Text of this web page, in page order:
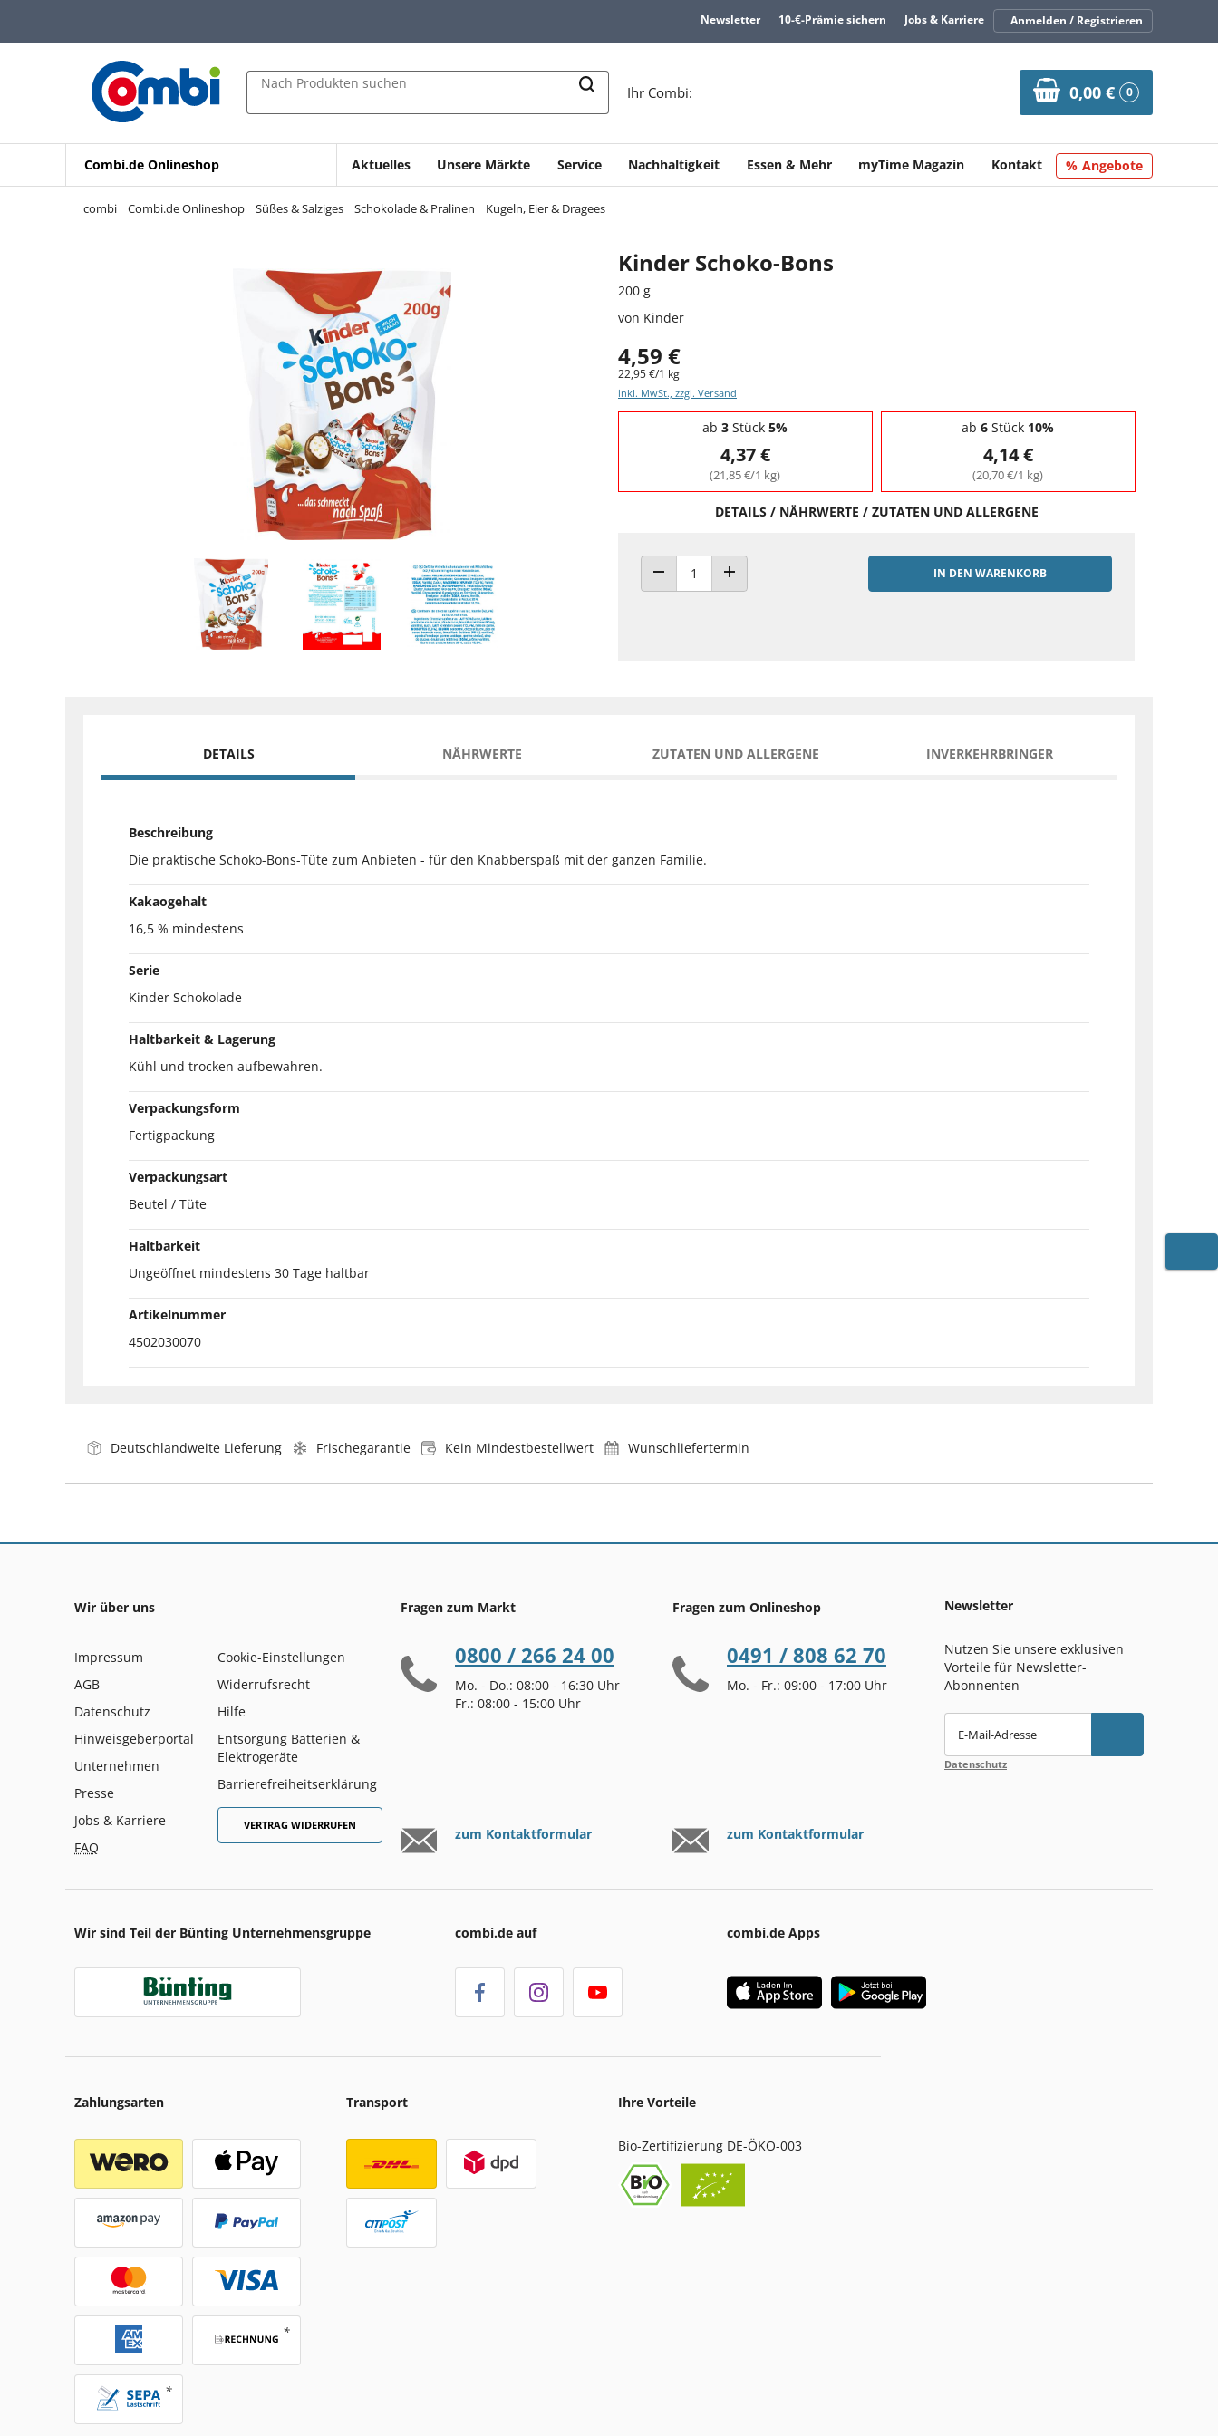
Zur Navigation springen
Zur Suche springen
Newsletter 10-€-Prämie sichern Jobs & Karriere Anmelden / Registrieren
Nach Produkten suchen
Ihr Combi: 0,00 € 0
Combi.de Onlineshop Aktuelles Unsere Märkte Service Nachhaltigkeit Essen & Mehr myTime Magazin Kontakt Angebote
combi Combi.de Onlineshop Süßes & Salziges Schokolade & Pralinen Kugeln, Eier & Dragees
Kinder Schoko-Bons
200 g
von Kinder
4,59 €
22,95 €/1 kg
inkl. MwSt., zzgl. Versand
Staffelpreise - Mengenrabatt
ab 3 Stück 5%
4,37 €
(21,85 €/1 kg)
ab 6 Stück 10%
4,14 €
(20,70 €/1 kg)
DETAILS / NÄHRWERTE / ZUTATEN UND ALLERGENE
ANZAHL VERRINGERNANZAHL ERHÖHEN
IN DEN WARENKORB
DETAILS NÄHRWERTE ZUTATEN UND ALLERGENE INVERKEHRBRINGER
Beschreibung
Die praktische Schoko-Bons-Tüte zum Anbieten - für den Knabberspaß mit der ganzen Familie.
Kakaogehalt
16,5 % mindestens
Serie
Kinder Schokolade
Haltbarkeit & Lagerung
Kühl und trocken aufbewahren.
Verpackungsform
Fertigpackung
Verpackungsart
Beutel / Tüte
Haltbarkeit
Ungeöffnet mindestens 30 Tage haltbar
Artikelnummer
4502030070
Deutschlandweite Lieferung Frischegarantie Kein Mindestbestellwert Wunschliefertermin
Wir über uns
Impressum
AGB
Datenschutz
Hinweisgeberportal
Unternehmen
Presse
Jobs & Karriere
FAQ
Cookie-Einstellungen
Widerrufsrecht
Hilfe
Entsorgung Batterien &
Elektrogeräte
Barrierefreiheitserklärung
VERTRAG WIDERRUFEN
Fragen zum Markt
0800 / 266 24 00
Mo. - Do.: 08:00 - 16:30 Uhr
Fr.: 08:00 - 15:00 Uhr
zum Kontaktformular
Fragen zum Onlineshop
0491 / 808 62 70
Mo. - Fr.: 09:00 - 17:00 Uhr
zum Kontaktformular
Newsletter
Nutzen Sie unsere exklusiven
Vorteile für Newsletter-
Abonnenten
E-Mail-Adresse
Datenschutz
Wir sind Teil der Bünting Unternehmensgruppe combi.de auf combi.de Apps
Zahlungsarten Transport Ihre Vorteile
Bio-Zertifizierung DE-ÖKO-003